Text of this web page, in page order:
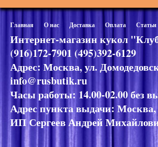
Главная О нас Доставка Оплата Статьи
Интернет-магазин кукол
(916)172-7901 (495)392-6129
Адрес: Москва, ул.
info@rusbutik.ru
Часы работы: 14.00-02.00 без
Адрес пункта выдачи: Москва,
ИП Сергеев Андрей